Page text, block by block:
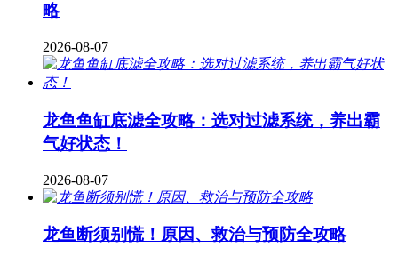
略
2026-08-07
龙鱼鱼缸底滤全攻略：选对过滤系统，养出霸
气好状态！
2026-08-07
龙鱼断须别慌！原因、救治与预防全攻略